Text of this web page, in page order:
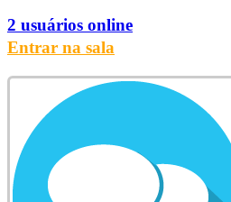
2 usuários online
Entrar na sala